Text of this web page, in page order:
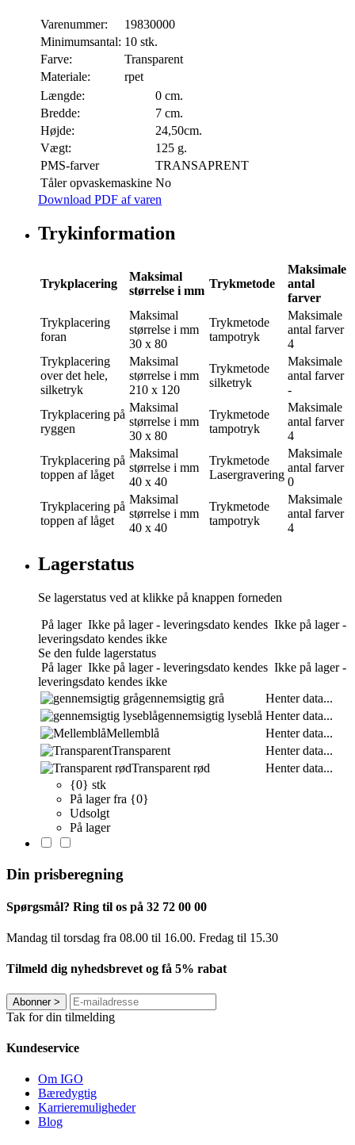
Varenummer:
19830000
Minimumsantal: 10 stk.
Farve:
Transparent
Materiale:
rpet
Længde:
0 cm.
Bredde:
7 cm.
Højde:
24,50cm.
Vægt:
125 g.
PMS-farver
TRANSAPRENT
Tåler opvaskemaskine No
Download PDF af varen
Trykinformation
Trykplacering
Maksimal
størrelse i mm
Trykmetode
Maksimale
antal
farver
Trykplacering
foran
Maksimal
størrelse i mm
30 x 80
Trykmetode
tampotryk
Maksimale
antal farver
4
Trykplacering
over det hele,
silketryk
Maksimal
størrelse i mm
210 x 120
Trykmetode
silketryk
Maksimale
antal farver
-
Trykplacering på
ryggen
Maksimal
størrelse i mm
30 x 80
Trykmetode
tampotryk
Maksimale
antal farver
4
Trykplacering på
toppen af låget
Maksimal
størrelse i mm
40 x 40
Trykmetode
Lasergravering
Maksimale
antal farver
0
Trykplacering på
toppen af låget
Maksimal
størrelse i mm
40 x 40
Trykmetode
tampotryk
Maksimale
antal farver
4
Lagerstatus
Se lagerstatus ved at klikke på knappen forneden
På lager Ikke på lager - leveringsdato kendes Ikke på lager -
leveringsdato kendes ikke
Se den fulde lagerstatus
På lager Ikke på lager - leveringsdato kendes Ikke på lager -
leveringsdato kendes ikke
gennemsigtig grå
Henter data...
gennemsigtig lyseblå Henter data...
Mellemblå
Henter data...
Transparent
Henter data...
Transparent rød
Henter data...
{0} stk
På lager fra {0}
Udsolgt
På lager
Din prisberegning
Spørgsmål? Ring til os på 32 72 00 00
Mandag til torsdag fra 08.00 til 16.00. Fredag ​​til 15.30
Tilmeld dig nyhedsbrevet og få 5% rabat
Abonner>
Tak for din tilmelding
Kundeservice
Om IGO
Bæredygtig
Karrieremuligheder
Blog